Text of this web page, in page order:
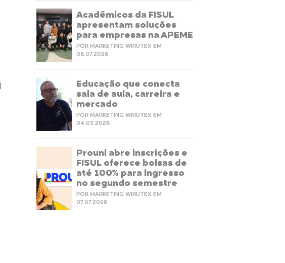
Acadêmicos da FISUL
apresentam soluções
para empresas na APEME
POR MARKETING WIRUTEX EM
06.07.2026
Educação que conecta
sala de aula, carreira e
mercado
POR MARKETING WIRUTEX EM
04.03.2026
Prouni abre inscrições e
FISUL oferece bolsas de
até 100% para ingresso
no segundo semestre
POR MARKETING WIRUTEX EM
07.07.2026